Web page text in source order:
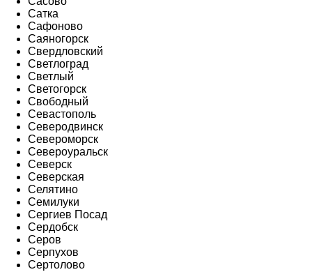
Сатка
Сафоново
Саяногорск
Свердловский
Светлоград
Светлый
Светогорск
Свободный
Севастополь
Северодвинск
Североморск
Североуральск
Северск
Северская
Селятино
Семилуки
Сергиев Посад
Сердобск
Серов
Серпухов
Сертолово